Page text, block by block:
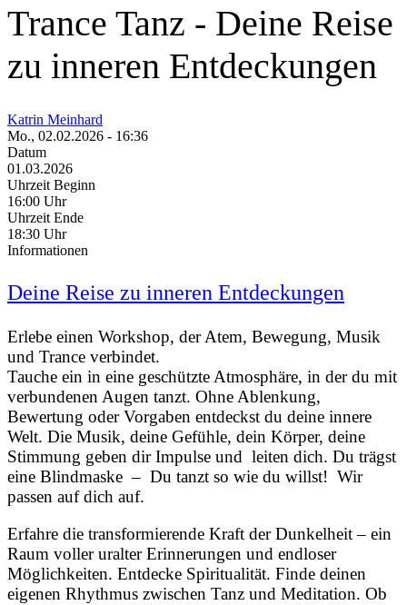
Trance Tanz - Deine Reise
zu inneren Entdeckungen
Katrin Meinhard
Mo., 02.02.2026 - 16:36
Datum
01.03.2026
Uhrzeit Beginn
16:00 Uhr
Uhrzeit Ende
18:30 Uhr
Informationen
Deine Reise zu inneren Entdeckungen
Erlebe einen Workshop, der Atem, Bewegung, Musik
und Trance verbindet.
Tauche ein in eine geschützte Atmosphäre, in der du mit
verbundenen Augen tanzt. Ohne Ablenkung,
Bewertung oder Vorgaben entdeckst du deine innere
Welt. Die Musik, deine Gefühle, dein Körper, deine
Stimmung geben dir Impulse und leiten dich. Du trägst
eine Blindmaske – Du tanzt so wie du willst! Wir
passen auf dich auf.
Erfahre die transformierende Kraft der Dunkelheit – ein
Raum voller uralter Erinnerungen und endloser
Möglichkeiten. Entdecke Spiritualität. Finde deinen
eigenen Rhythmus zwischen Tanz und Meditation. Ob